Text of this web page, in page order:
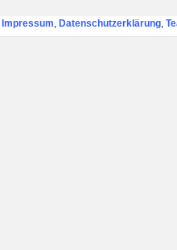
Impressum, Datenschutzerklärung,